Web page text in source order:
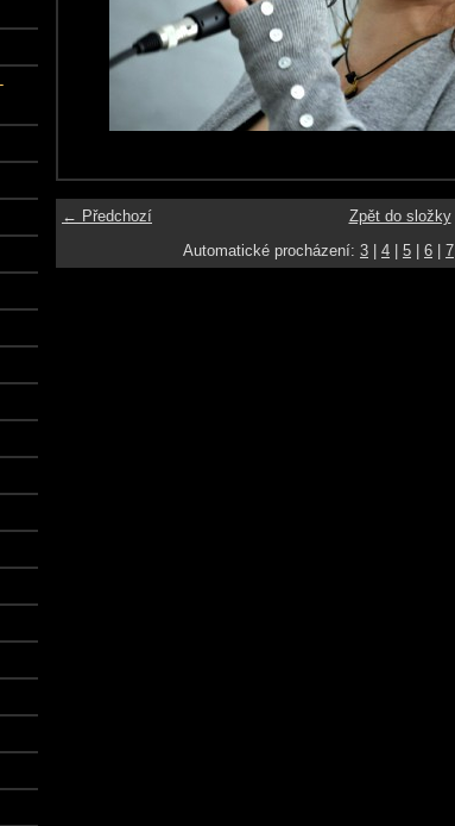
← Předchozí
Zpět do složky
Automatické procházení: 3 4 5 6 7